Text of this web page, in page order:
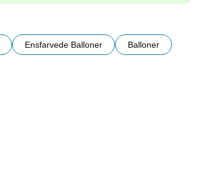
Ensfarvede Balloner Balloner